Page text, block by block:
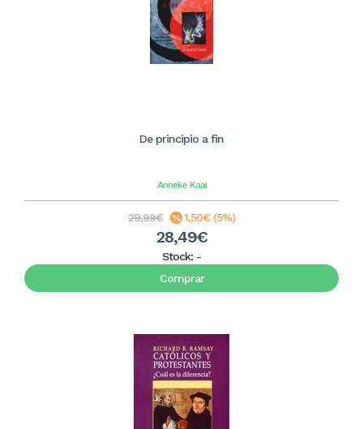
De principio a fin
Anneke Kaai
29,99€ 1,50€ (5%)
28,49€
Stock: -
Comprar